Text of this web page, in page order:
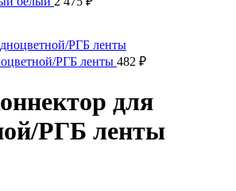
РГБ ленты 482 ₽
для
РГБ ленты